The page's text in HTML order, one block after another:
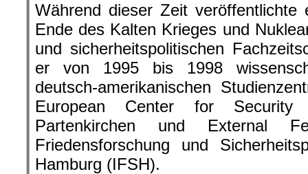
Während dieser Zeit
Ende des Kalten Krieges und
und sicherheitspolitischen
er von 1995 bis 1998
deutsch-amerikanischen
European Center for
Partenkirchen und External
Friedensforschung und
Hamburg (IFSH).